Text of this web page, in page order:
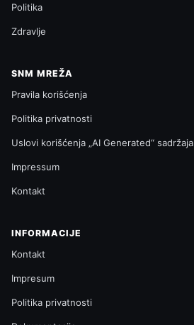
Politika
Zdravlje
SNM MREŽA
Pravila korišćenja
Politika privatnosti
Uslovi korišćenja „AI Generated“ sadržaja
Impressum
Kontakt
INFORMACIJE
Kontakt
Impresum
Politika privatnosti